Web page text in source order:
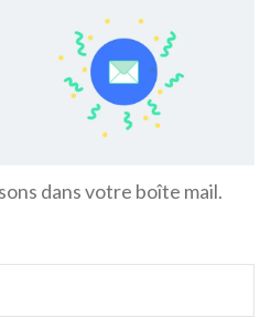
dans votre boîte mail.